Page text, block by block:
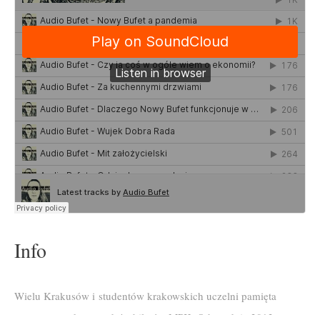
Info
Wielu Krakusów i studentów krakowskich uczelni pamięta